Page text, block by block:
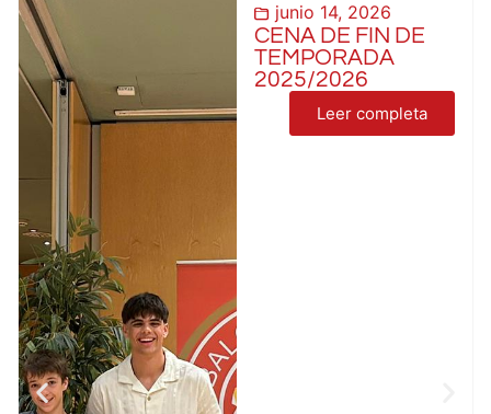
junio 14, 2026
CENA DE FIN DE
TEMPORADA
2025/2026
Leer completa